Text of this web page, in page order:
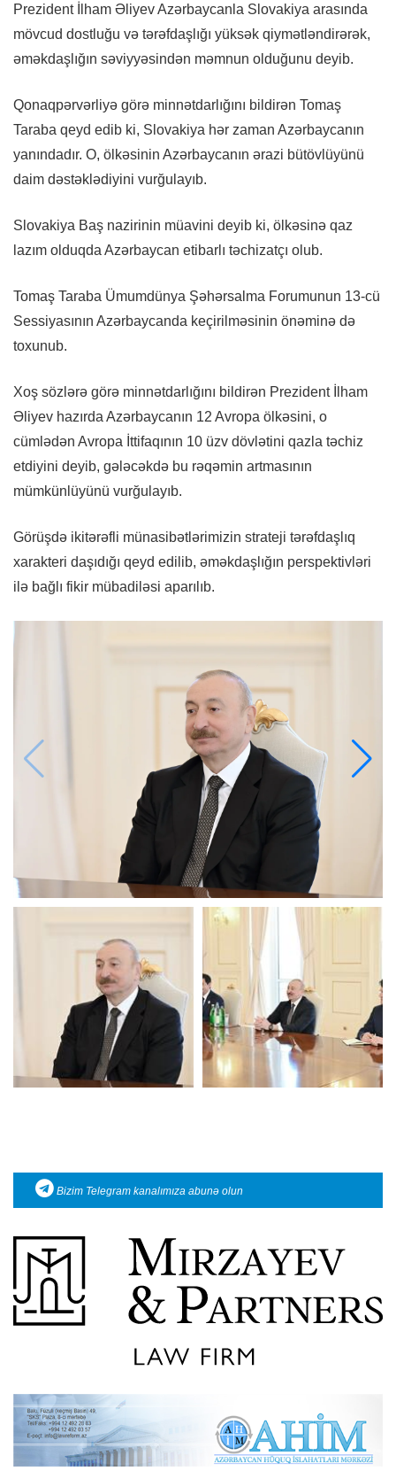
Prezident İlham Əliyev Azərbaycanla Slovakiya arasında
mövcud dostluğu və tərəfdaşlığı yüksək qiymətləndirərək,
əməkdaşlığın səviyyəsindən məmnun olduğunu deyib.
Qonaqpərvərliyə görə minnətdarlığını bildirən Tomaş
Taraba qeyd edib ki, Slovakiya hər zaman Azərbaycanın
yanındadır. O, ölkəsinin Azərbaycanın ərazi bütövlüyünü
daim dəstəklədiyini vurğulayıb.
Slovakiya Baş nazirinin müavini deyib ki, ölkəsinə qaz
lazım olduqda Azərbaycan etibarlı təchizatçı olub.
Tomaş Taraba Ümumdünya Şəhərsalma Forumunun 13-cü
Sessiyasının Azərbaycanda keçirilməsinin önəminə də
toxunub.
Xoş sözlərə görə minnətdarlığını bildirən Prezident İlham
Əliyev hazırda Azərbaycanın 12 Avropa ölkəsini, o
cümlədən Avropa İttifaqının 10 üzv dövlətini qazla təchiz
etdiyini deyib, gələcəkdə bu rəqəmin artmasının
mümkünlüyünü vurğulayıb.
Görüşdə ikitərəfli münasibətlərimizin strateji tərəfdaşlıq
xarakteri daşıdığı qeyd edilib, əməkdaşlığın perspektivləri
ilə bağlı fikir mübadiləsi aparılıb.
Bizim Telegram kanalımıza abunə olun